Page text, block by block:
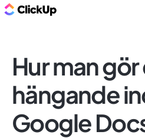
Hur man gör
hängande
Google